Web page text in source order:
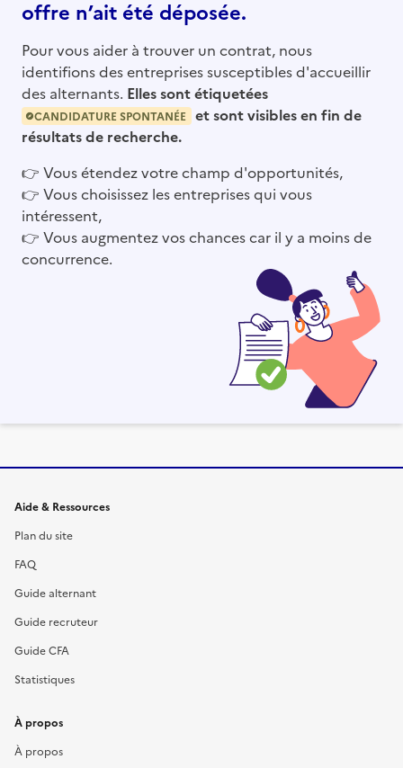
offre n’ait été déposée.
Pour vous aider à trouver un contrat, nous
identifions des entreprises susceptibles d'accueillir
des alternants. Elles sont étiquetées
CANDIDATURE SPONTANÉE
et sont visibles en fin de
résultats de recherche.
👉 Vous étendez votre champ d'opportunités,
👉 Vous choisissez les entreprises qui vous
intéressent,
👉 Vous augmentez vos chances car il y a moins de
concurrence.
Informations et liens du site
Aide & Ressources
Plan du site
FAQ
Guide alternant
Guide recruteur
Guide CFA
Statistiques
À propos
À propos